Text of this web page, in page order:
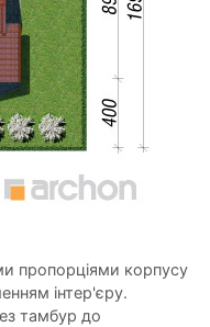
пропорціями корпусу
інтер'єру.
тамбур до